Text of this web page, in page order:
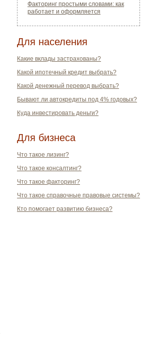
Факторинг простыми словами: как
работает и оформляется
Для населения
Какие вклады застрахованы?
Какой ипотечный кредит выбрать?
Какой денежный перевод выбрать?
Бывают ли автокредиты под 4% годовых?
Куда инвестировать деньги?
Для бизнеса
Что такое лизинг?
Что такое консалтинг?
Что такое факторинг?
Что такое справочные правовые системы?
Кто помогает развитию бизнеса?